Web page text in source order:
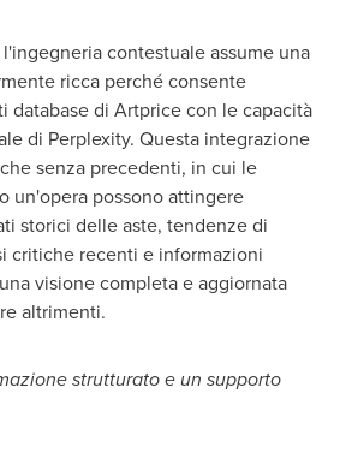
contestuale assume una
ricca perché consente
database di Artprice con le capacità
di Perplexity. Questa integrazione
senza precedenti, in cui le
un'opera possono attingere
storici delle aste, tendenze di
critiche recenti e informazioni
visione completa e aggiornata
altrimenti.
strutturato e un supporto